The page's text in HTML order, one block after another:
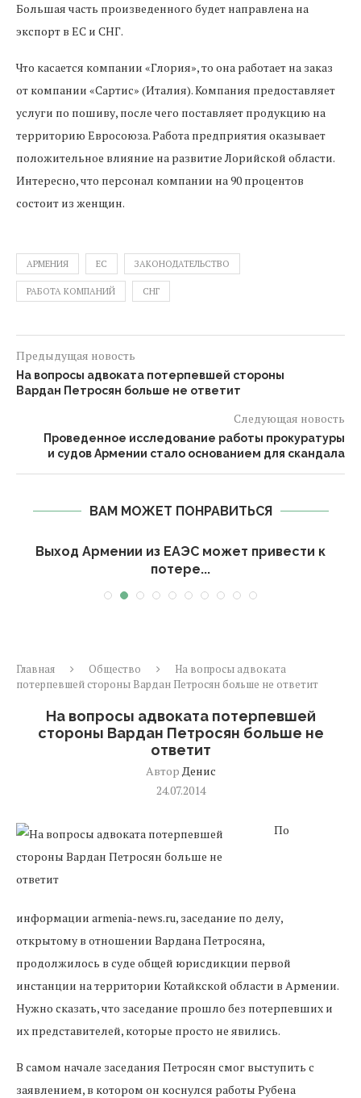
Большая часть произведенного будет направлена на
экспорт в ЕС и СНГ.
Что касается компании «Глория», то она работает на заказ
от компании «Сартис» (Италия). Компания предоставляет
услуги по пошиву, после чего поставляет продукцию на
территорию Евросоюза. Работа предприятия оказывает
положительное влияние на развитие Лорийской области.
Интересно, что персонал компании на 90 процентов
состоит из женщин.
АРМЕНИЯ ЕС ЗАКОНОДАТЕЛЬСТВО
РАБОТА КОМПАНИЙ СНГ
Предыдущая новость
На вопросы адвоката потерпевшей стороны
Вардан Петросян больше не ответит
Следующая новость
Проведенное исследование работы прокуратуры
и судов Армении стало основанием для скандала
ВАМ МОЖЕТ ПОНРАВИТЬСЯ
Выход Армении из ЕАЭС может привести к
потере...
Главная Общество
На вопросы адвоката
потерпевшей стороны Вардан Петросян больше не ответит
На вопросы адвоката потерпевшей
стороны Вардан Петросян больше не
ответит
Автор Денис
24.07.2014
По
информации armenia-news.ru, заседание по делу,
открытому в отношении Вардана Петросяна,
продолжилось в суде общей юрисдикции первой
инстанции на территории Котайкской области в Армении.
Нужно сказать, что заседание прошло без потерпевших и
их представителей, которые просто не явились.
В самом начале заседания Петросян смог выступить с
заявлением, в котором он коснулся работы Рубена